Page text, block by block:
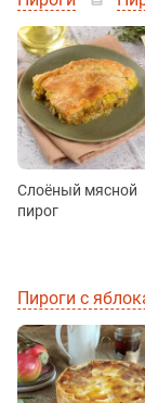
Слоёный мясной
пирог
Пироги с